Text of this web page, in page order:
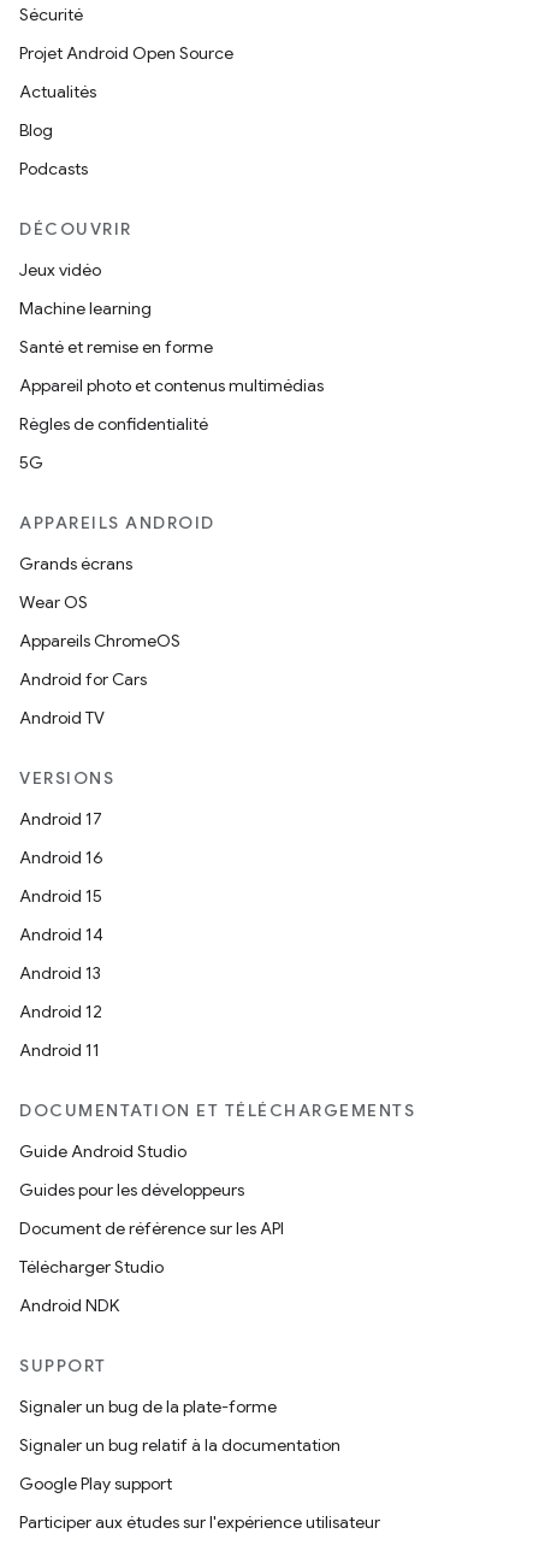
Sécurité
Projet Android Open Source
Actualités
Blog
Podcasts
DÉCOUVRIR
Jeux vidéo
Machine learning
Santé et remise en forme
Appareil photo et contenus multimédias
Règles de confidentialité
5G
APPAREILS ANDROID
Grands écrans
Wear OS
Appareils ChromeOS
Android for Cars
Android TV
VERSIONS
Android 17
Android 16
Android 15
Android 14
Android 13
Android 12
Android 11
DOCUMENTATION ET TÉLÉCHARGEMENTS
Guide Android Studio
Guides pour les développeurs
Document de référence sur les API
Télécharger Studio
Android NDK
SUPPORT
Signaler un bug de la plate-forme
Signaler un bug relatif à la documentation
Google Play support
Participer aux études sur l'expérience utilisateur